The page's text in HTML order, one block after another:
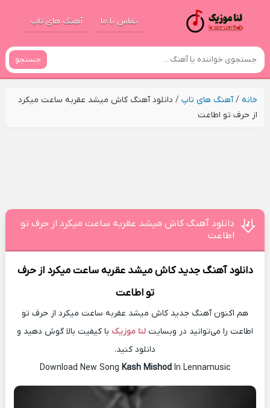
تماس با ما آهنگ های تاپ
جستجو
خانه/آهنگ های تاپ/ دانلود آهنگ کاش میشد عقربه ساعت میکرد
از حرف تو اطاعت
دانلود آهنگ کاش میشد عقربه ساعت میکرد از حرف تو
اطاعت
دانلود آهنگ جدید کاش میشد عقربه ساعت میکرد از حرف
تو اطاعت
هم اکنون آهنگ جدید کاش میشد عقربه ساعت میکرد از حرف تو
اطاعت را می‌توانید در وبسایت لنا موزیک با کیفیت بالا گوش دهید و
دانلود کنید.
Download New Song Kash Mishod In Lennamusic